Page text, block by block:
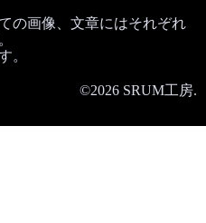
の画像、文章にはそれぞれ
。
©2026 SRUM工房.